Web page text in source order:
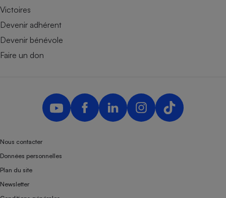
Victoires
Devenir adhérent
Devenir bénévole
Faire un don
Nous contacter
Données personnelles
Plan du site
Newsletter